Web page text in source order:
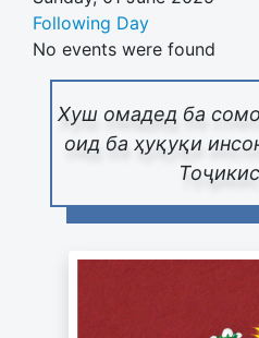
Хуш омадед ба
оид ба ҳуқуқи
Following Day
No events were found